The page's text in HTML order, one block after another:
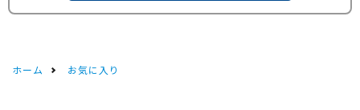
ホーム お気に入り